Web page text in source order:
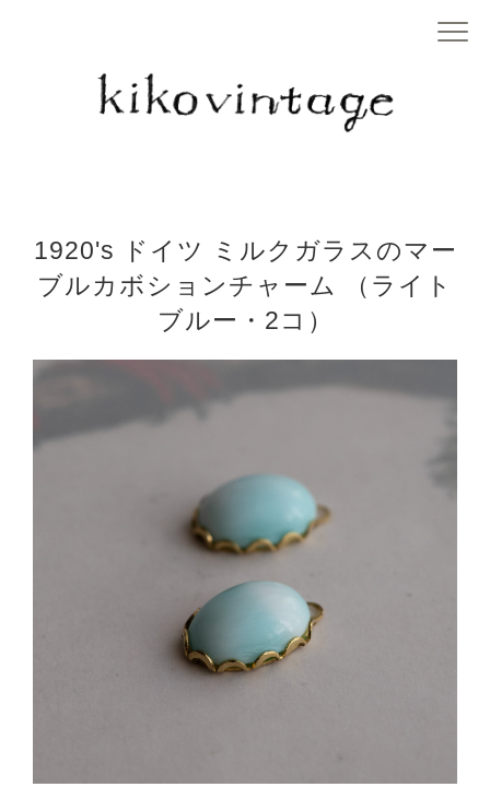
1920's ドイツ ミルクガラスのマー
ブルカボションチャーム （ライト
ブルー・2コ）